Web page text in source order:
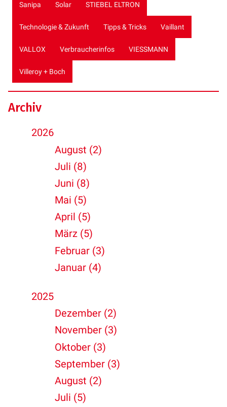
Sanipa Solar STIEBEL ELTRON
Technologie & Zukunft Tipps & Tricks Vaillant
VALLOX Verbraucherinfos VIESSMANN
Villeroy + Boch
Archiv
2026
August (2)
Juli (8)
Juni (8)
Mai (5)
April (5)
März (5)
Februar (3)
Januar (4)
2025
Dezember (2)
November (3)
Oktober (3)
September (3)
August (2)
Juli (5)